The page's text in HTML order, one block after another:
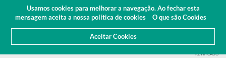
Usamos cookies para melhorar a navegação. Ao fechar esta
mensagem aceita a nossa política de cookies
O que são Cookies
Aceitar Cookies
Área Cliente
Orçamento(0)
RETIFICADO